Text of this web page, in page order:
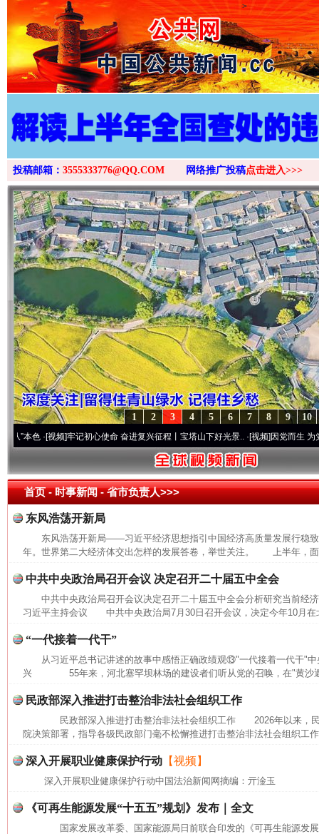
>
投稿邮箱： 3555333776@QQ.COM 网络推广投稿点击进入>>>
10
9
8
7
6
5
4
3
2
1
·[视频]牢记初心使命 奋进复兴征程丨宝塔山下好光景..·[视频]因党而生 为党而战
首页- 时事新闻 -省市负责人>>>
东风浩荡开新局
东风浩荡开新局——习近平经济思想指引中国经济高质量发展行
年。世界第二大经济体交出怎样的发展答卷，举世关注。 上半年，
中共中央政治局召开会议 决定召开二十届五中全会
中共中央政治局召开会议决定召开二十届五中全会分析研究当前经
习近平主持会议 中共中央政治局7月30日召开会议，决定今年10月在
“一代接着一代干”
从习近平总书记讲述的故事中感悟正确政绩观⑬"一代接着一代干"
兴 55年来，河北塞罕坝林场的建设者们听从党的召唤，在"黄沙遮
民政部深入推进打击整治非法社会组织工作
民政部深入推进打击整治非法社会组织工作 2026年以来，民
院决策部署，指导各级民政部门毫不松懈推进打击整治非法社会组织工
深入开展职业健康保护行动 【视频】
深入开展职业健康保护行动中国法治新闻网摘编：亓淦玉
《可再生能源发展“十五五”规划》发布｜全文
国家发展改革委、国家能源局日前联合印发的《可再生能源发
网上购药对药下症？